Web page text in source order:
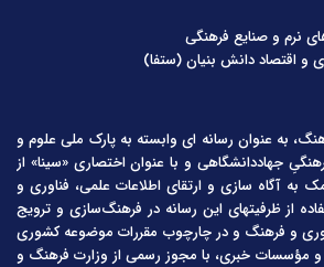
نرم و صنایع فرهنگی
و اقتصاد دانش بنیان (ستفا)
به عنوان رسانه ای وابسته به پارک ملی علوم و
جهاددانشگاهی و با عنوان اختصاری «سینا» از
به منظور کمک به آگاه سازی و ارتقای اطلاعات علمی، فناوری و
از ظرفیتهای این رسانه در فرهنگ‌سازی و ترویج
و فرهنگ و در چارچوب مقررات موضوعه کشوری
و مؤسسات خبری، با مجوز رسمی از وزارت فرهنگ و